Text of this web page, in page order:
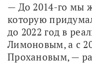
— До 2014-го мы
которую
до 2022 год в
Лимоновым, а с
Прохановым, —